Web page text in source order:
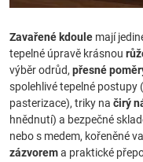
Zavařené kdoule mají
tepelné úpravě krásnou
výběr odrůd, přesné
spolehlivé tepelné postupy
pasterizace), triky na čirý
hnědnutí) a bezpečné
nebo s medem, kořeněné
zázvorema praktické